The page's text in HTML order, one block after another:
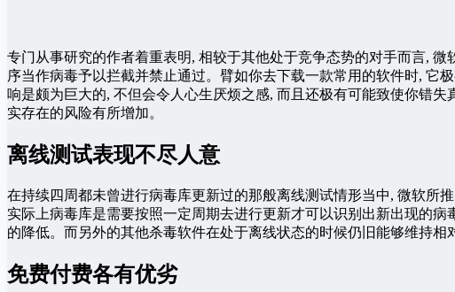
专门从事研究的作者着重表明, 相较于其他处于竞争态势的对手而言,
序当作病毒予以拦截并禁止通过。臂如你去下载一款常用的软件时, 它
响是颇为巨大的, 不但会令人心生厌烦之感, 而且还极有可能致使你错
实存在的风险有所增加。
离线测试表现不尽人意
在持续四周都未曾进行病毒库更新过的那般离线测试情形当中, 微软所
实际上病毒库是需要按照一定周期去进行更新才可以识别出新出现的
的降低。而另外的其他杀毒软件在处于离线状态的时候仍旧能够维持
免费付费各有优劣